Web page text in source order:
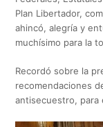
Plan Libertador,
ahincó, alegría y
muchísimo para la
Recordó sobre la
recomendaciones
antisecuestro, para